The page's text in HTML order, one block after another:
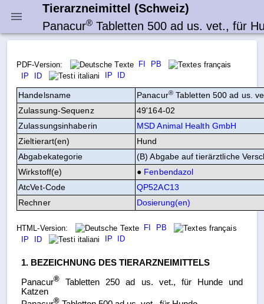
Tierarzneimittel (Schweiz)
Panacur® Tabletten 500 ad us. vet., für
PDF-Version: FI
PB
IP
ID IP ID
Handelsname Panacur®Tabletten 500 ad us.
Zulassung‑Sequenz
49'164-02
Zulassungsinhaberin
MSD Animal Health GmbH
Zieltierart(en)
Hund
Abgabekategorie
(B) Abgabe auf tierärztliche
Wirkstoff(e)
● Fenbendazol
AtcVet-Code
QP52AC13
Rechner
HTML-Version: FI
PB
IP
ID IP ID